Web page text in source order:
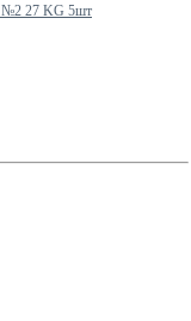
№2 27 KG 5шт